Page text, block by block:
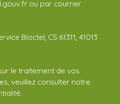
ou par courrier
Bloctel, CS 61311, 41013
le traitement de vos
veuillez consulter notre
.